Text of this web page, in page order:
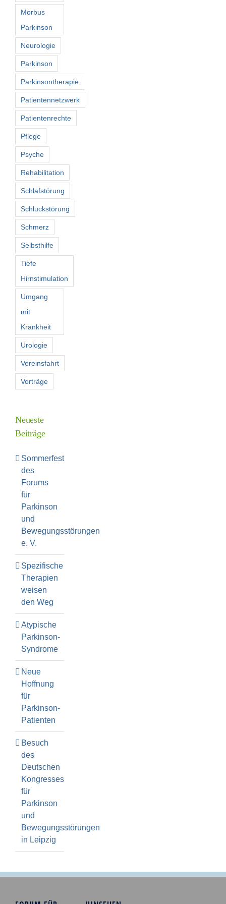
Morbus
Parkinson
Neurologie
Parkinson
Parkinsontherapie
Patientennetzwerk
Patientenrechte
Pflege
Psyche
Rehabilitation
Schlafstörung
Schluckstörung
Schmerz
Selbsthilfe
Tiefe
Hirnstimulation
Umgang
mit
Krankheit
Urologie
Vereinsfahrt
Vorträge
Neueste
Beiträge
Sommerfest
des
Forums
für
Parkinson
und
Bewegungsstörungen
e. V.
Spezifische
Therapien
weisen
den Weg
Atypische
Parkinson-
Syndrome
Neue
Hoffnung
für
Parkinson-
Patienten
Besuch
des
Deutschen
Kongresses
für
Parkinson
und
Bewegungsstörungen
in Leipzig